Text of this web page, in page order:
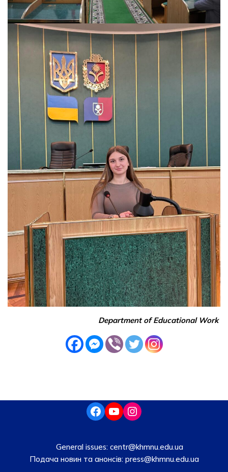
Department of Educational Work
General issues: centr@khmnu.edu.ua
Подача новин та анонсів:press@khmnu.edu.ua